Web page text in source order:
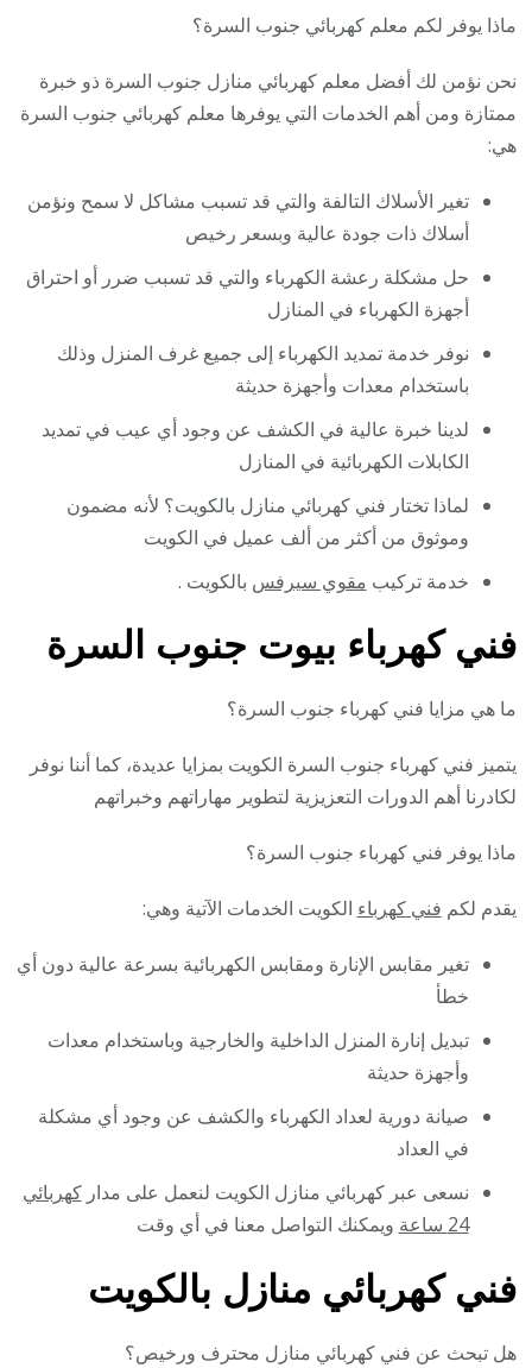
ماذا يوفر لكم معلم كهربائي جنوب السرة؟
نحن نؤمن لك أفضل معلم كهربائي منازل جنوب السرة ذو خبرة
ممتازة ومن أهم الخدمات التي يوفرها معلم كهربائي جنوب السرة
هي:
تغير الأسلاك التالفة والتي قد تسبب مشاكل لا سمح ونؤمن
أسلاك ذات جودة عالية وبسعر رخيص
حل مشكلة رعشة الكهرباء والتي قد تسبب ضرر أو احتراق
أجهزة الكهرباء في المنازل
نوفر خدمة تمديد الكهرباء إلى جميع غرف المنزل وذلك
باستخدام معدات وأجهزة حديثة
لدينا خبرة عالية في الكشف عن وجود أي عيب في تمديد
الكابلات الكهربائية في المنازل
لماذا تختار فني كهربائي منازل بالكويت؟ لأنه مضمون
وموثوق من أكثر من ألف عميل في الكويت
خدمة تركيب مقوي سيرفس بالكويت .
فني كهرباء بيوت جنوب السرة
ما هي مزايا فني كهرباء جنوب السرة؟
يتميز فني كهرباء جنوب السرة الكويت بمزايا عديدة، كما أننا نوفر
لكادرنا أهم الدورات التعزيزية لتطوير مهاراتهم وخبراتهم
ماذا يوفر فني كهرباء جنوب السرة؟
يقدم لكم فني كهرباء الكويت الخدمات الآتية وهي:
تغير مقابس الإنارة ومقابس الكهربائية بسرعة عالية دون أي
خطأ
تبديل إنارة المنزل الداخلية والخارجية وباستخدام معدات
وأجهزة حديثة
صيانة دورية لعداد الكهرباء والكشف عن وجود أي مشكلة
في العداد
نسعى عبر كهربائي منازل الكويت لنعمل على مداركهربائي
24 ساعة
ويمكنك التواصل معنا في أي وقت
فني كهربائي منازل بالكويت
هل تبحث عن فني كهربائي منازل محترف ورخيص؟